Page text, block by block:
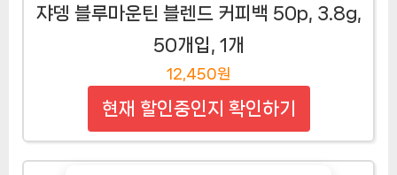
쟈뎅 블루마운틴 블렌드 커피백 50p, 3.8g,
50개입, 1개
12,450원
현재 할인중인지 확인하기